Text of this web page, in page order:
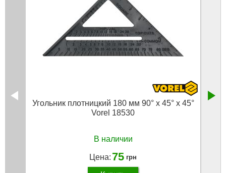
Угольник плотницкий 180 мм 90° х 45° х 45°
Vorel 18530
В наличии
Цена: 75 грн